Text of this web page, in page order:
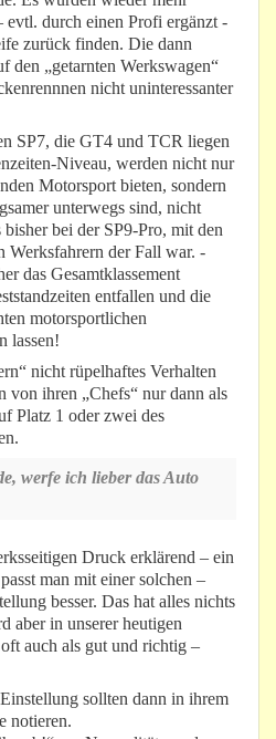
durch einen Profi ergänzt -
zurück finden. Die dann
den „getarnten Werkswagen“
nicht uninteressanter
SP7, die GT4 und TCR liegen
Niveau, werden nicht nur
Motorsport bieten, sondern
unterwegs sind, nicht
bei der SP9-Pro, mit den
der Fall war. -
das Gesamtklassement
entfallen und die
motorsportlichen
lassen!
nicht rüpelhaftes Verhalten
von ihren „Chefs“ nur dann als
Platz 1 oder zwei des
werfe ich lieber das Auto
Druck erklärend – ein
man mit einer solchen –
besser. Das hat alles nichts
aber in unserer heutigen
auch als gut und richtig –
sollten dann in ihrem
notieren.